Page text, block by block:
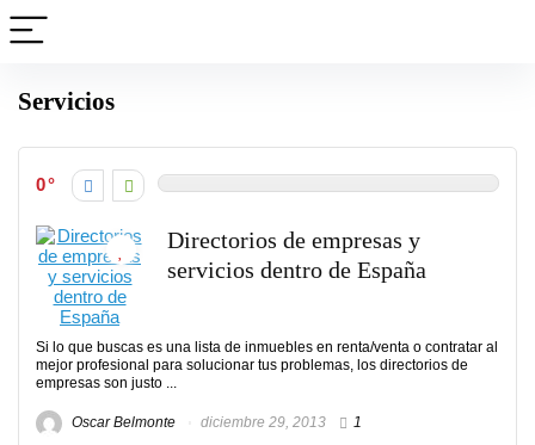
Servicios
0
Directorios de empresas y
servicios dentro de España
Si lo que buscas es una lista de inmuebles en renta/venta o contratar al
mejor profesional para solucionar tus problemas, los directorios de
empresas son justo ...
Oscar Belmonte diciembre 29, 2013 1